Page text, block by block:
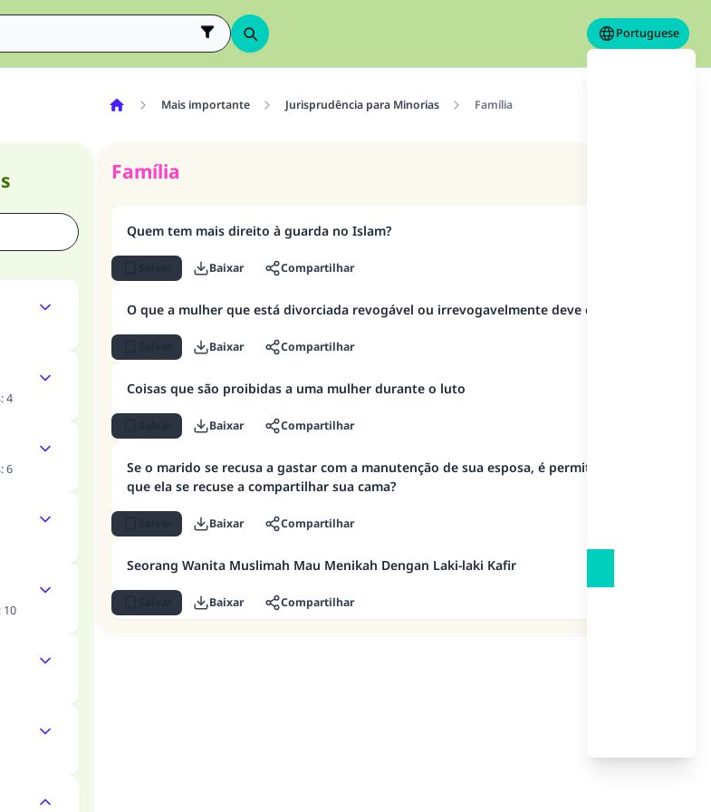
Portuguese
:4
:6
10
Mais importante Jurisprudência para Minorias Família
Família
Quem tem mais direito à guarda no Islam?
Baixar Compartilhar
O que a mulher que está divorciada revogável ou irrevogavelmente deve evitar?
Baixar Compartilhar
Coisas que são proibidas a uma mulher durante o luto
Baixar Compartilhar
Se o marido se recusa a gastar com a manutenção de sua esposa, é permitido
que ela se recuse a compartilhar sua cama?
Baixar Compartilhar
Seorang Wanita Muslimah Mau Menikah Dengan Laki-laki Kafir
Baixar Compartilhar